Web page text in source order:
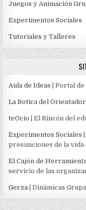
Juegos y Animación
Experimentos Sociales
Tutoriales y Talleres
Aula de Ideas | Portal
La Botica del Orientador
teOcio | El Rincón del
Experimentos Sociales
presunciones de la vida
El Cajón de
servicio de las
Gerza | Dinámicas